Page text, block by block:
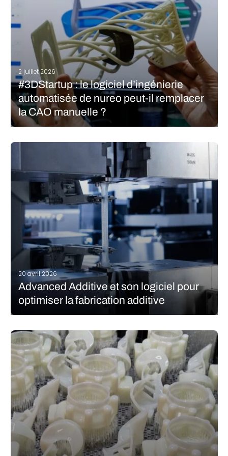
2 juillet 2026
#3DStartup : le logiciel d’ingénierie
automatisée de nureo peut-il remplacer
la CAO manuelle ?
de conception. Dans les faits, les ingénieurs doivent pourtant
souvent passer par des processus de conception manuels et
complexes pour transformer un concept en pièce fabricable. La
startup zurichoise…
LIRE LA SUITE
20 avril 2026
Advanced Additive et son logiciel pour
optimiser la fabrication additive
l’optimisation de l’impression 3D par extrusion au niveau
logiciel. L’imprécision lors du dépôt de matière entraîne souvent
une qualité médiocre des pièces et une faible répétabilité. Avec
son logiciel Project Path, Advanced…
LIRE LA SUITE